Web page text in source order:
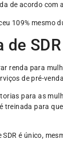
de acordo com
109% mesmo
de SDR
renda para
de pré-
para as
treinada para
SDR é único,